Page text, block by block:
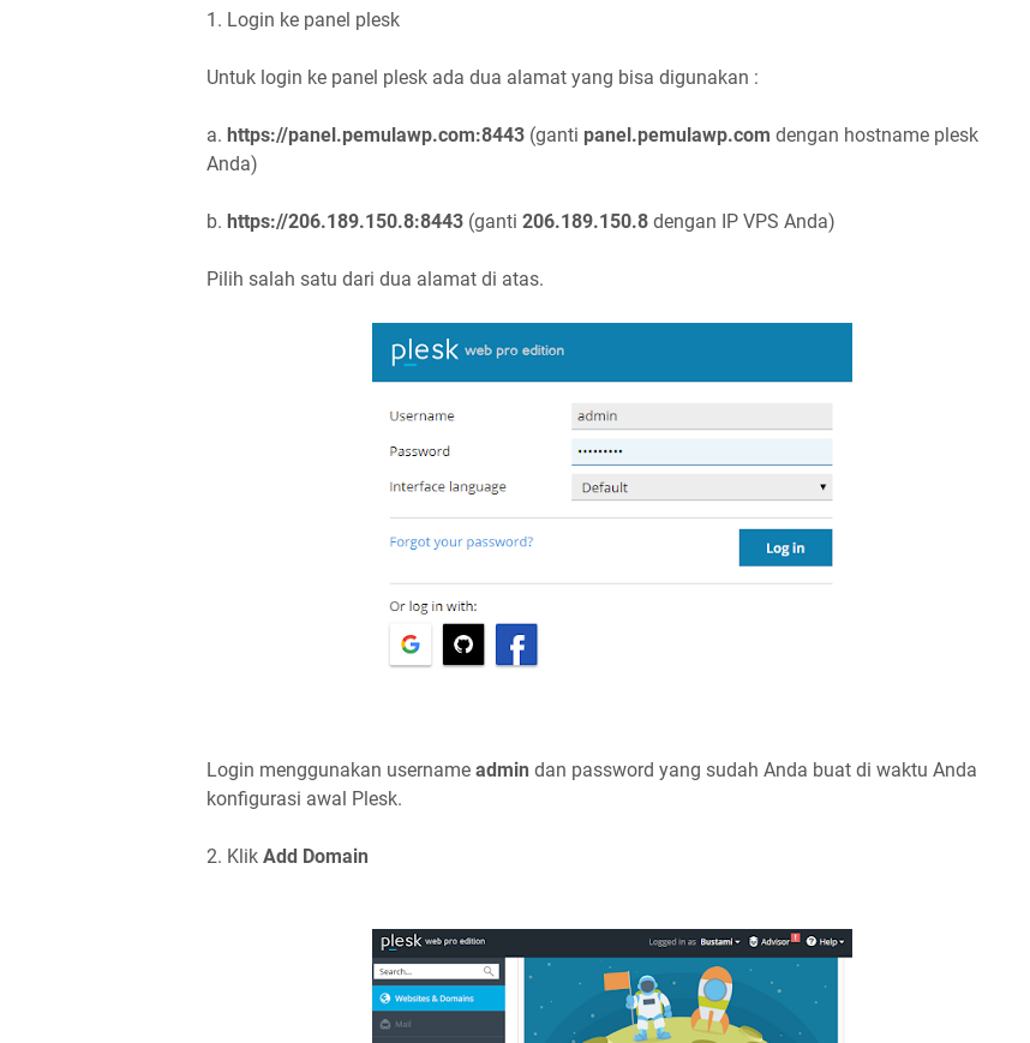
1. Login ke panel plesk
Untuk login ke panel plesk ada dua alamat yang bisa digunakan :
a. https://panel.pemulawp.com:8443 (ganti panel.pemulawp.com dengan hostname plesk
Anda)
b. https://206.189.150.8:8443 (ganti 206.189.150.8 dengan IP VPS Anda)
Pilih salah satu dari dua alamat di atas.
Login menggunakan username admin dan password yang sudah Anda buat di waktu Anda
konfigurasi awal Plesk.
2. Klik Add Domain